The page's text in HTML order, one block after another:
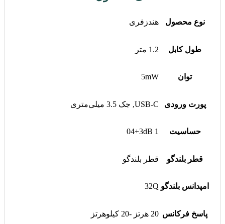
نوع محصول هندزفری
طول کابل 1.2 متر
توان 5mW
پورت ورودی USB-C, جک 3.5 میلی‌متری
حساسیت 1 04+3dB
قطر بلندگو قطر بلندگو
امپدانس بلندگو 32Q
پاسخ فرکانس 20 هرتز -20 کیلوهرتز